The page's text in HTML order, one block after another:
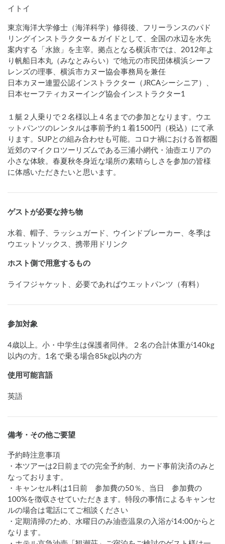
イトイ
東京海洋大学修士（海洋科学）修得後、フリーランスのパド
リングインストラクター＆ガイドとして、全国の水辺を水先
案内する「水旅」を主宰。拠点となる横浜市では、2012年よ
り帆船日本丸（みなとみらい）で地元の市民団体横浜シーフ
レンズの理事、横浜市カヌー協会事務局を兼任
日本カヌー連盟公認インストラクター（JRCAシーシニア）、
日本セーフティカヌーイング協会インストラクター1
１艇２人乗りで２名様以上４名までの参加となります。ウエ
ットパンツのレンタルは事前予約１着1500円（税込）にて承
ります。SUPとの組み合わせも可能。コロナ禍における首都圏
近郊のマイクロツーリズムである三浦小網代・油壺エリアの
小さな体験。春夏秋冬身近な場所の素晴らしさを参加の皆様
に体感いただきたいと思います。
ゲストが必要な持ち物
水着、帽子、ラッシュガード、ウインドブレーカー、冬季は
ウエットソックス、携帯用ドリンク
ホスト側で用意するもの
ライフジャケット、必要であればウエットパンツ（有料）
参加対象
4歳以上。小・中学生は保護者同伴。２名の合計体重が140kg
以内の方。1名で乗る場合85kg以内の方
使用可能言語
英語
備考・その他ご要望
予約時注意事項
・本ツアーは2日前までの完全予約制、カード事前決済のみと
なっております。
・キャンセル料は1日前　参加費の50％、当日　参加費の
100%を徴収させていただきます。特段の事情によるキャンセ
ルの場合は電話にてご相談ください
・定期清掃のため、水曜日のみ油壺温泉の入浴が14:00からと
なります。